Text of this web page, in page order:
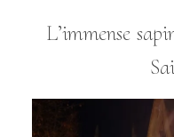
L’immense